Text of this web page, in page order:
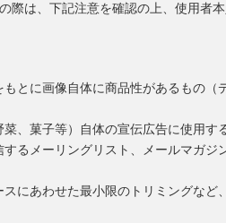
は、下記注意を確認の上、使用者
とに画像自体に商品性があるもの（
、菓子等）自体の宣伝広告に使用す
るメーリングリスト、メールマガジ
にあわせた最小限のトリミングなど